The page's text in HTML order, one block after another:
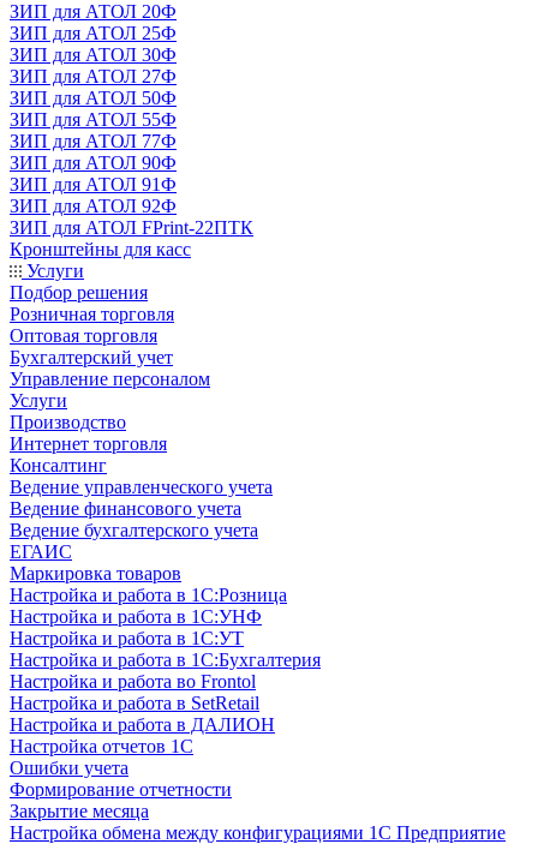
ЗИП для АТОЛ 20Ф
ЗИП для АТОЛ 25Ф
ЗИП для АТОЛ 30Ф
ЗИП для АТОЛ 27Ф
ЗИП для АТОЛ 50Ф
ЗИП для АТОЛ 55Ф
ЗИП для АТОЛ 77Ф
ЗИП для АТОЛ 90Ф
ЗИП для АТОЛ 91Ф
ЗИП для АТОЛ 92Ф
ЗИП для АТОЛ FPrint-22ПТК
Кронштейны для касс
Услуги
Подбор решения
Розничная торговля
Оптовая торговля
Бухгалтерский учет
Управление персоналом
Услуги
Производство
Интернет торговля
Консалтинг
Ведение управленческого учета
Ведение финансового учета
Ведение бухгалтерского учета
ЕГАИС
Маркировка товаров
Настройка и работа в 1С:Розница
Настройка и работа в 1С:УНФ
Настройка и работа в 1С:УТ
Настройка и работа в 1С:Бухгалтерия
Настройка и работа во Frontol
Настройка и работа в SetRetail
Настройка и работа в ДАЛИОН
Настройка отчетов 1С
Ошибки учета
Формирование отчетности
Закрытие месяца
Настройка обмена между конфигурациями 1С Предприятие